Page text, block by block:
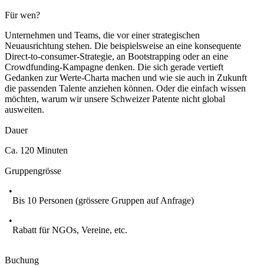
Für wen?
Unternehmen und Teams, die vor einer strategischen
Neuausrichtung stehen. Die beispielsweise an eine konsequente
Direct-to-consumer-Strategie, an Bootstrapping oder an eine
Crowdfunding-Kampagne denken. Die sich gerade vertieft
Gedanken zur Werte-Charta machen und wie sie auch in Zukunft
die passenden Talente anziehen können. Oder die einfach wissen
möchten, warum wir unsere Schweizer Patente nicht global
ausweiten.
Dauer
Ca. 120 Minuten
Gruppengrösse
Bis 10 Personen (grössere Gruppen auf Anfrage)
Rabatt für NGOs, Vereine, etc.
Buchung